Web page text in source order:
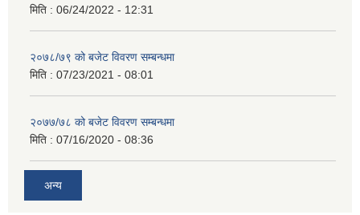
मिति : 06/24/2022 - 12:31
२०७८/७९ को बजेट विवरण सम्बन्धमा
मिति : 07/23/2021 - 08:01
२०७७/७८ को बजेट विवरण सम्बन्धमा
मिति : 07/16/2020 - 08:36
अन्य